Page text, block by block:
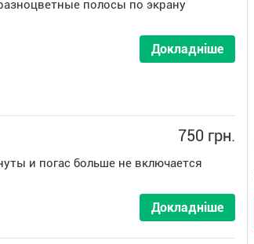
полосы по экрану
Докладніше
750 грн.
и погас больше не включается
Докладніше